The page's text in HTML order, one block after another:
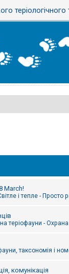
March!
і тепле - Просто
теріофауни -
таксономія і
комунікація